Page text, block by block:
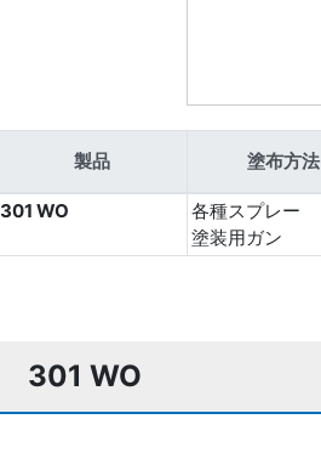
製品 塗布方法
301 WO
各種スプレー
塗装用ガン
301 WO